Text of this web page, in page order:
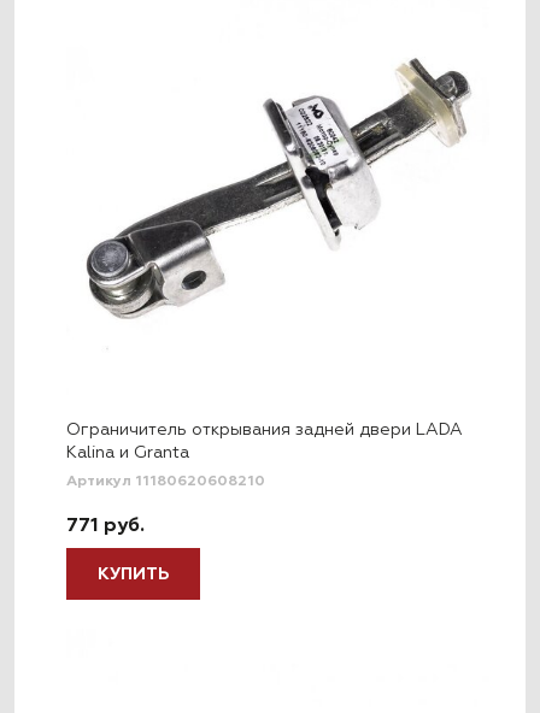
Ограничитель открывания задней двери LADA
Kalina и Granta
Артикул 11180620608210
771 руб.
КУПИТЬ